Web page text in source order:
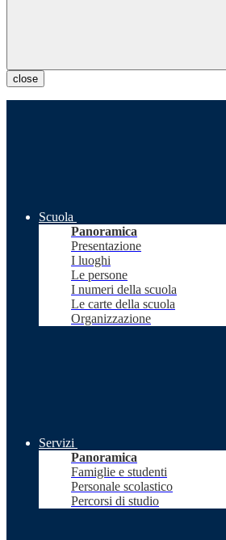
close
Scuola
Panoramica
Presentazione
I luoghi
Le persone
I numeri della scuola
Le carte della scuola
Organizzazione
Servizi
Panoramica
Famiglie e studenti
Personale scolastico
Percorsi di studio